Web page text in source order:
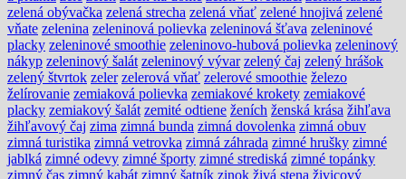
zelená obývačka zelená strecha zelená vňať zelené hnojivá zelené
vňate zelenina zeleninová polievka zeleninová šťava zeleninové
placky zeleninové smoothie zeleninovo-hubová polievka zeleninový
nákyp zeleninový šalát zeleninový vývar zelený čaj zelený hrášok
zelený štvrtok zeler zelerová vňať zelerové smoothie železo
želírovanie zemiaková polievka zemiakové krokety zemiakové
placky zemiakový šalát zemité odtiene ženích ženská krása žihľava
žihľavový čaj zima zimná bunda zimná dovolenka zimná obuv
zimná turistika zimná vetrovka zimná záhrada zimné hrušky zimné
jablká zimné odevy zimné športy zimné strediská zimné topánky
zimný čas zimný kabát zimný šatník zinok živá stena živicový